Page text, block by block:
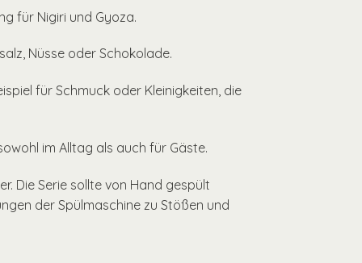
für Nigiri und Gyoza.
Nüsse oder Schokolade.
für Schmuck oder Kleinigkeiten, die
im Alltag als auch für Gäste.
Die Serie sollte von Hand gespült
der Spülmaschine zu Stößen und